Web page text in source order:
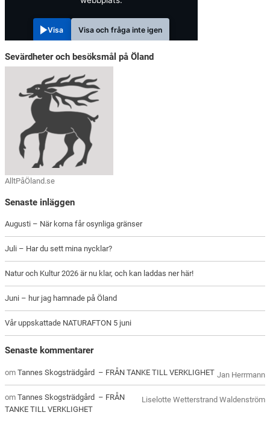
Visa Visa och fråga inte igen
Sevärdheter och besöksmål på Öland
AlltPåÖland.se
Senaste inläggen
Augusti – När korna får osynliga gränser
Juli – Har du sett mina nycklar?
Natur och Kultur 2026 är nu klar, och kan laddas ner här!
Juni – hur jag hamnade på Öland
Vår uppskattade NATURAFTON 5 juni
Senaste kommentarer
Jan Herrmann
omTannes Skogsträdgård – FRÅN TANKE TILL VERKLIGHET
Liselotte Wetterstrand Waldenström
omTannes Skogsträdgård – FRÅN
TANKE TILL VERKLIGHET